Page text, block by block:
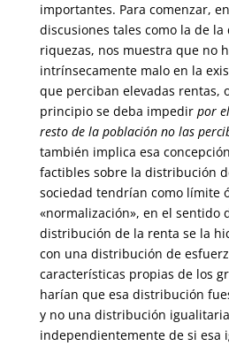
importantes. Para comenzar,
discusiones tales como la de
riquezas, nos muestra que no
intrínsecamente malo en la
que perciban elevadas rentas,
principio se deba impe­dir por
resto de la población no las
también implica esa
factibles sobre la distribución
sociedad tendrían como límite
«normalización», en el sentido
distribu­ción de la renta se la
con una distribución de
características propias de los
harían que esa distribución
y no una distribu­ción
independientemente de si esa